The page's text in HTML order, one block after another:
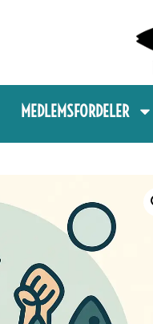
MEDLEMSFORDELER